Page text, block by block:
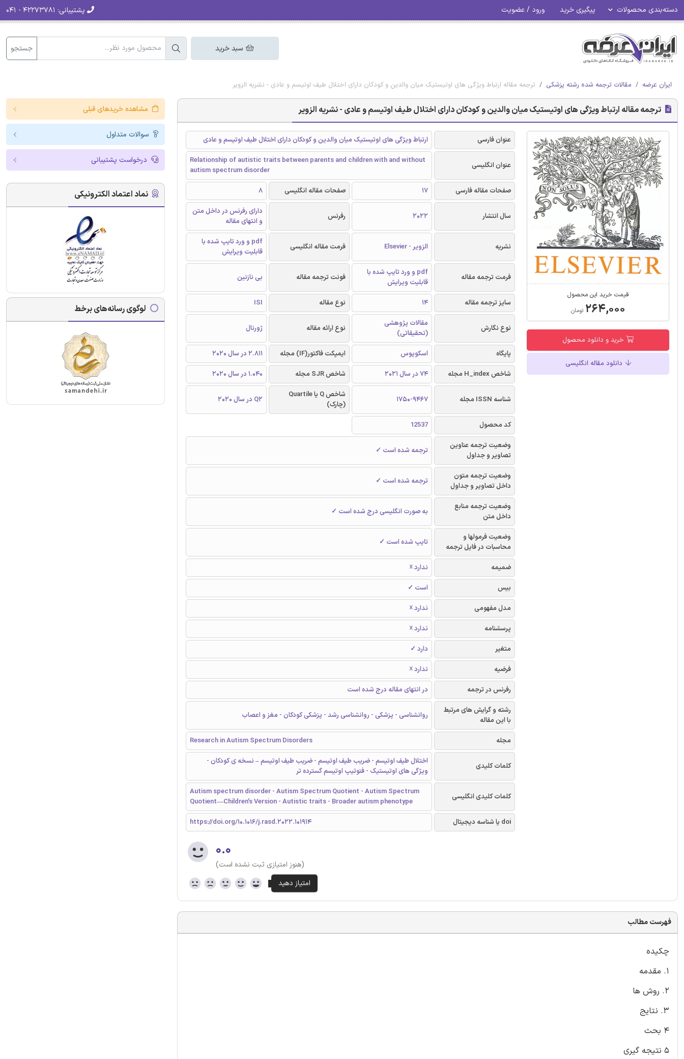
دسته‌بندی محصولات پیگیری خرید ورود / عضویت پشتیبانی:
سبد خرید جستجو
ایران عرضه مقالات ترجمه شده رشته پزشکی ترجمه مقاله ارتباط ویژگی های اوتیستیک میان والدین و کودکان دارای اختلال طیف اوتیسم و عادی - نشریه الزویر
ترجمه مقاله ارتباط ویژگی های اوتیستیک میان والدین و کودکان دارای اختلال طیف اوتیسم و عادی - نشریه الزویر
قیمت خرید این محصول
۲۶۴,۰۰۰ تومان
خرید و دانلود محصول
دانلود مقاله انگلیسی
عنوان فارسی ارتباط ویژگی های اوتیستیک میان والدین و کودکان دارای اختلال طیف اوتیسم و عادی
عنوان انگلیسی
Relationship of autistic traits between parents and children with and without
autism spectrum disorder
صفحات مقاله فارسی
17 صفحات مقاله انگلیسی 8
سال انتشار 2022 رفرنس
دارای رفرنس در داخل متن
و انتهای مقاله
نشریه الزویر - Elsevier فرمت مقاله انگلیسی
pdf و ورد تایپ شده با
قابلیت ویرایش
فرمت ترجمه مقاله
pdf و ورد تایپ شده با
قابلیت ویرایش
فونت ترجمه مقاله بی نازنین
سایز ترجمه مقاله 14 نوع مقاله ISI
نوع نگارش
مقالات پژوهشی
(تحقیقاتی)
نوع ارائه مقاله ژورنال
پایگاه اسکوپوس ایمپکت فاکتور(IF) مجله
2.811 در سال 2020
شاخص H_index مجله
74 در سال 2021 شاخص SJR مجله 1.040 در سال 2020
شناسه ISSN مجله 1750-9467
شاخص Q یا Quartile
(چارک)
Q2 در سال 2020
کد محصول
12537
وضعیت ترجمه عناوین
تصاویر و جداول
ترجمه شده است ✓
وضعیت ترجمه متون
داخل تصاویر و جداول
ترجمه شده است ✓
وضعیت ترجمه منابع
داخل متن
به صورت انگلیسی درج شده است ✓
وضعیت فرمولها و
محاسبات در فایل ترجمه
تایپ شده است ✓
ضمیمه
ندارد ☓
بیس
است ✓
مدل مفهومی
ندارد ☓
پرسشنامه
ندارد ☓
متغیر
دارد ✓
فرضیه
ندارد ☓
رفرنس در ترجمه
در انتهای مقاله درج شده است
رشته و گرایش های مرتبط
با این مقاله
روانشناسی - پزشکی - روانشناسی رشد - پزشکی کودکان - مغز و اعصاب
مجله Research in Autism Spectrum Disorders
کلمات کلیدی
اختلال طیف اوتیسم - ضریب طیف اوتیسم - ضریب طیف اوتیسم – نسخه ی کودکان -
ویژگی های اوتیستیک - فنوتیپ اوتیسم گسترده تر
کلمات کلیدی انگلیسی
Autism spectrum disorder - Autism Spectrum Quotient - Autism Spectrum
Quotient—Children’s Version - Autistic traits - Broader autism phenotype
doi یا شناسه دیجیتال
https://doi.org/10.1016/j.rasd.2022.101914
۰.۰
(هنوز امتیازی ثبت نشده است)
فهرست مطالب
چکیده
1. مقدمه
2. روش ها
3. نتایج
4 بحث
5 نتیجه گیری
مشاهده خریدهای قبلی
سوالات متداول
درخواست پشتیبانی
نماد اعتماد الکترونیکی
لوگوی رسانه‌های برخط